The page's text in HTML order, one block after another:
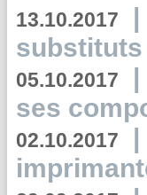
13.10.2017 |
substituts
05.10.2017 |
ses
02.10.2017 |